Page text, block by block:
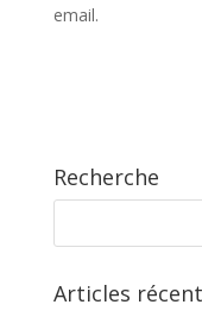
email.
Recherche
Articles